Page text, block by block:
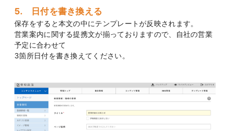
5. 日付を書き換える
保存をすると本文の中にテンプレートが反映されます。
営業案内に関する提携文が揃っておりますので、自社の営業
予定に合わせて
3箇所日付を書き換えてください。